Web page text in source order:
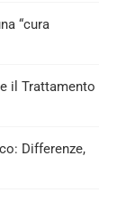
“cura
il Trattamento
Differenze,